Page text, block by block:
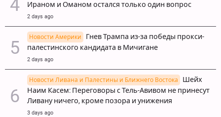
Ираном и Оманом остался только один вопрос
2 days ago
Новости Америки
Гнев Трампа из-за победы прокси-
палестинского кандидата в Мичигане
2 days ago
Новости Ливана и Палестины и Ближнего Востока
Шейх
Наим Касем: Переговоры с Тель-Авивом не принесут
Ливану ничего, кроме позора и унижения
3 days ago